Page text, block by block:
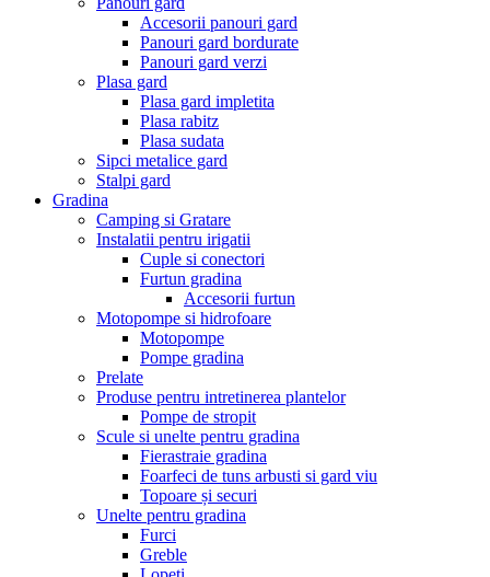
Accesorii panouri gard
Panouri gard bordurate
Panouri gard verzi
Plasa gard
Plasa gard impletita
Plasa rabitz
Plasa sudata
Sipci metalice gard
Stalpi gard
Gradina
Camping si Gratare
Instalatii pentru irigatii
Cuple si conectori
Furtun gradina
Accesorii furtun
Motopompe si hidrofoare
Motopompe
Pompe gradina
Prelate
Produse pentru intretinerea plantelor
Pompe de stropit
Scule si unelte pentru gradina
Fierastraie gradina
Foarfeci de tuns arbusti si gard viu
Topoare și securi
Unelte pentru gradina
Furci
Greble